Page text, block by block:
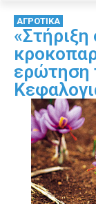
ΑΓΡΟΤΙΚΑ
«Στήριξη
ερώτηση